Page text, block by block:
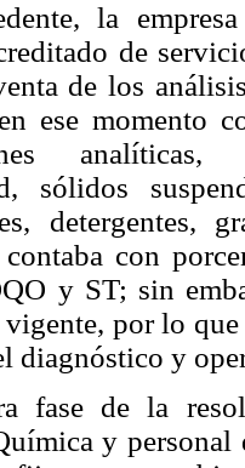
la
de
de los
ese momento
sólidos
detergentes,
contaba con
y ST; sin
por lo
diagnóstico y
fase de la
y personal